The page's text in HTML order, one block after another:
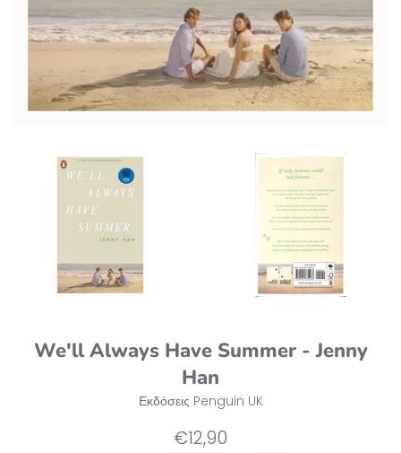
We'll Always Have Summer - Jenny
Han
Εκδόσεις Penguin UK
Κανονική
€12,90